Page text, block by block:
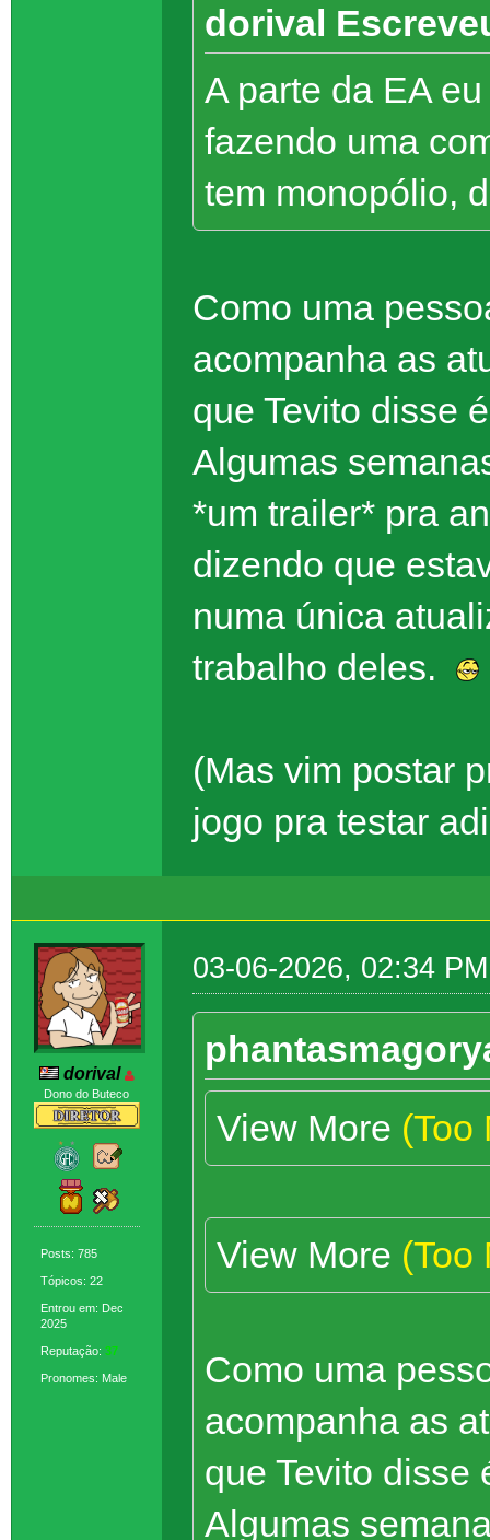
dorival
A parte da EA
fazendo uma
tem monopólio,
Como uma
acompanha as
que Tevito disse
Algumas
*um trailer* pra
dizendo que
numa única
trabalho deles.
(Mas vim postar
jogo pra testar
dorival
Dono do Buteco
Posts: 785
Tópicos: 22
Entrou em: Dec
2025
Reputação: 37
Pronomes: Male
03-06-2026, 02:34 PM
View More (Too
View More (Too
Como uma
acompanha as
que Tevito disse
Algumas